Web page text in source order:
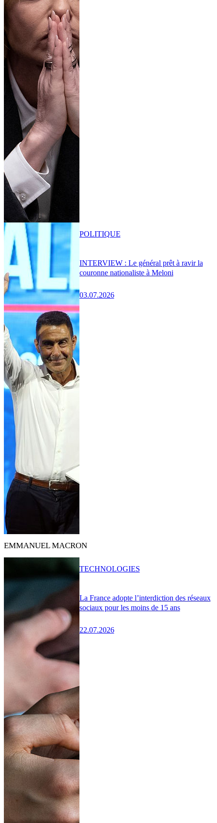
INTERVIEW : Le général prêt à ravir la
couronne nationaliste à Meloni
03.07.2026
POLITIQUE
EMMANUEL MACRON
La France adopte l’interdiction des réseaux
sociaux pour les moins de 15 ans
22.07.2026
TECHNOLOGIES